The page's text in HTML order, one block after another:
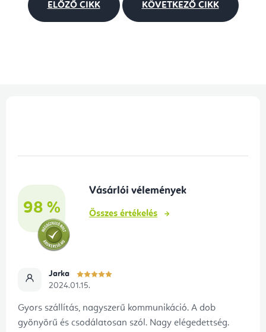
ELŐZŐ CIKK KÖVETKEZŐ CIKK
98 %
Vásárlói vélemények
Összes értékelés
Jarka
2024.01.15.
Gyors szállítás, nagyszerű kommunikáció. A dob
gyönyörű és csodálatosan szól. Nagy elégedettség.